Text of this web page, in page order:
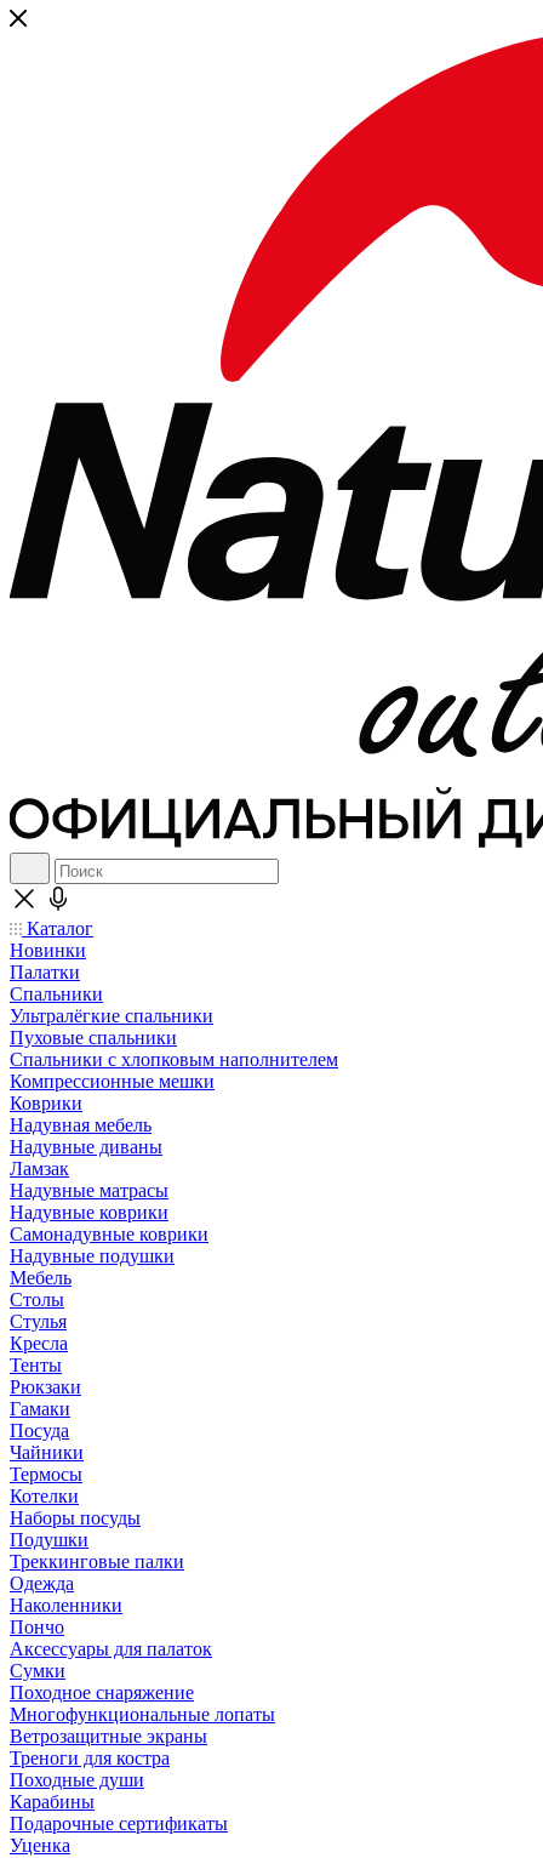
Каталог
Новинки
Палатки
Спальники
Ультралёгкие спальники
Пуховые спальники
Спальники с хлопковым наполнителем
Компрессионные мешки
Коврики
Надувная мебель
Надувные диваны
Ламзак
Надувные матрасы
Надувные коврики
Самонадувные коврики
Надувные подушки
Мебель
Столы
Стулья
Кресла
Тенты
Рюкзаки
Гамаки
Посуда
Чайники
Термосы
Котелки
Наборы посуды
Подушки
Треккинговые палки
Одежда
Наколенники
Пончо
Аксессуары для палаток
Сумки
Походное снаряжение
Многофункциональные лопаты
Ветрозащитные экраны
Треноги для костра
Походные души
Карабины
Подарочные сертификаты
Уценка